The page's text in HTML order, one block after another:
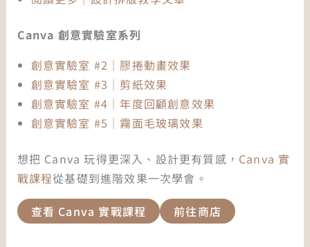
Canva 創意實驗室系列
創意實驗室 #2｜膠捲動畫效果
創意實驗室 #3｜剪紙效果
創意實驗室 #4｜年度回顧創意效果
創意實驗室 #5｜霧面毛玻璃效果
想把 Canva 玩得更深入、設計更有質感， Canva 實
戰課程從基礎到進階效果一次學會。
查看 Canva 實戰課程
前往商店